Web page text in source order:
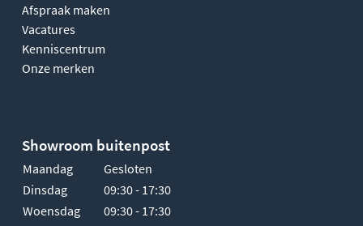
Afspraak maken
Vacatures
Kenniscentrum
Onze merken
Showroom buitenpost
Maandag
Gesloten
Dinsdag
09:30 - 17:30
Woensdag
09:30 - 17:30